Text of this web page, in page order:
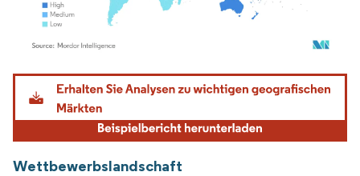
Bild © Mordor Intelligence. Wiederverwendung erfordert Namensnennung gemäß
Wettbewerbslandschaft